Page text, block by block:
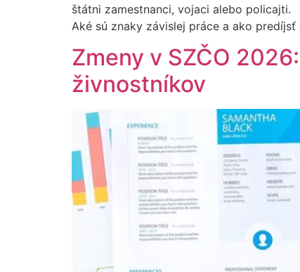
štátni zamestnanci, vojaci alebo policajti.
Aké sú znaky závislej práce a ako
Zmeny v SZČO
živnostníkov